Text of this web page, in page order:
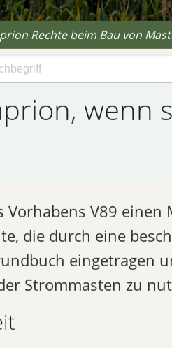
Rechte beim Bau von
wenn
Vorhabens V89
die durch eine
eingetragen
Strommasten zu